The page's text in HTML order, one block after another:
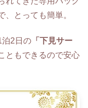
とっても簡単。
泊2日の 「下見サー
ともできるので安心